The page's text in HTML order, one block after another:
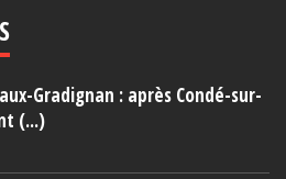
Gradignan : après Condé-sur-
(...)